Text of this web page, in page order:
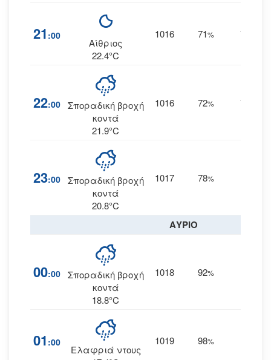
21 :00
Αίθριος
22.4°C
1016 71% 7
22:00 Σποραδική βροχή
κοντά
21.9°C
1016 72% 7
23:00 Σποραδική βροχή
κοντά
20.8°C
1017 78%
ΑΥΡΙΟ
00:00 Σποραδική βροχή
κοντά
18.8°C
1018 92%
01 :00
Ελαφριά ντους
1019 98%